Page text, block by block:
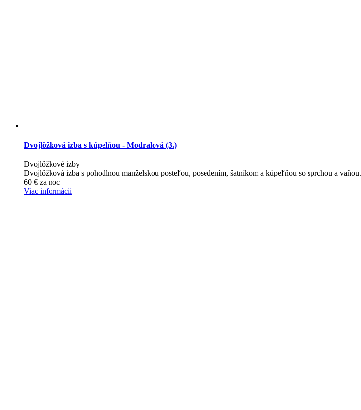
Dvojlôžková izba s kúpelňou - Modralová (3.)
Dvojlôžkové izby
Dvojlôžková izba s pohodlnou manželskou posteľou, posedením, šatníkom a kúpeľňou so sprchou a vaňou.
60 € za noc
Viac informácii